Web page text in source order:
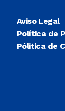
Aviso Legal
Política de
Pólitica de